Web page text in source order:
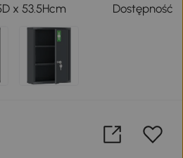
x 53.5Hcm Dostępność